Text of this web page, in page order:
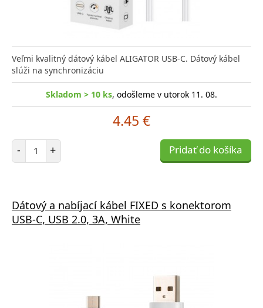
Veľmi kvalitný dátový kábel ALIGATOR USB-C. Dátový kábel
slúži na synchronizáciu
Skladom > 10 ks, odošleme v utorok 11. 08.
4.45 €
- Počet položiek
+ Pridať do košíka
Dátový a nabíjací kábel FIXED s konektorom
USB-C, USB 2.0, 3A, White